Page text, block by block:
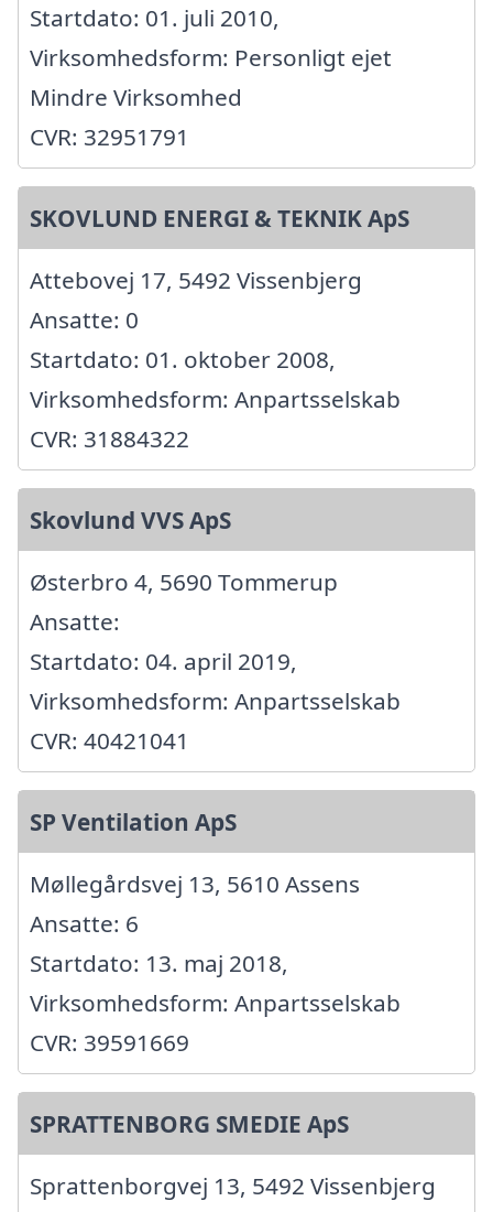
Startdato: 01. juli 2010,
Virksomhedsform: Personligt ejet
Mindre Virksomhed
CVR: 32951791
SKOVLUND ENERGI & TEKNIK ApS
Attebovej 17, 5492 Vissenbjerg
Ansatte: 0
Startdato: 01. oktober 2008,
Virksomhedsform: Anpartsselskab
CVR: 31884322
Skovlund VVS ApS
Østerbro 4, 5690 Tommerup
Ansatte:
Startdato: 04. april 2019,
Virksomhedsform: Anpartsselskab
CVR: 40421041
SP Ventilation ApS
Møllegårdsvej 13, 5610 Assens
Ansatte: 6
Startdato: 13. maj 2018,
Virksomhedsform: Anpartsselskab
CVR: 39591669
SPRATTENBORG SMEDIE ApS
Sprattenborgvej 13, 5492 Vissenbjerg